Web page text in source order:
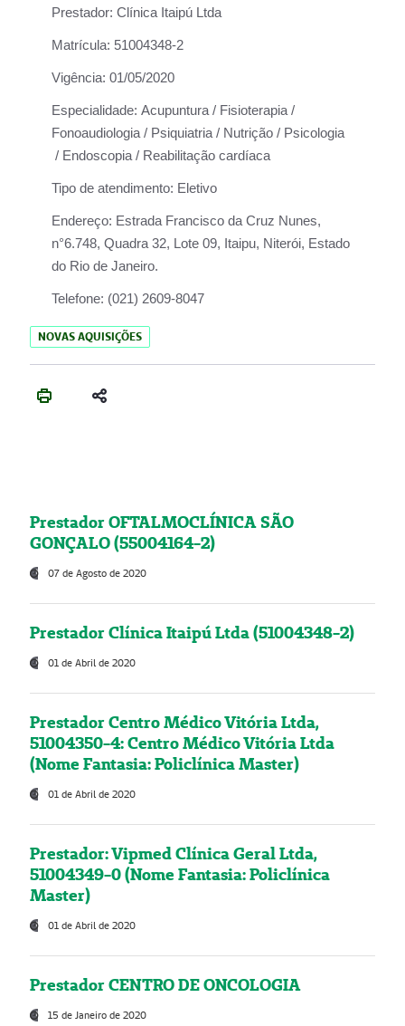
Prestador: Clínica Itaipú Ltda
Matrícula: 51004348-2
Vigência: 01/05/2020
Especialidade: Acupuntura / Fisioterapia /
Fonoaudiologia / Psiquiatria / Nutrição / Psicologia
/ Endoscopia / Reabilitação cardíaca
Tipo de atendimento: Eletivo
Endereço: Estrada Francisco da Cruz Nunes,
n°6.748, Quadra 32, Lote 09, Itaipu, Niterói, Estado
do Rio de Janeiro.
Telefone: (021) 2609-8047
NOVAS AQUISIÇÕES
Prestador OFTALMOCLÍNICA SÃO
GONÇALO (55004164-2)
07 de Agosto de 2020
Prestador Clínica Itaipú Ltda (51004348-2)
01 de Abril de 2020
Prestador Centro Médico Vitória Ltda,
51004350-4: Centro Médico Vitória Ltda
(Nome Fantasia: Policlínica Master)
01 de Abril de 2020
Prestador: Vipmed Clínica Geral Ltda,
51004349-0 (Nome Fantasia: Policlínica
Master)
01 de Abril de 2020
Prestador CENTRO DE ONCOLOGIA
15 de Janeiro de 2020